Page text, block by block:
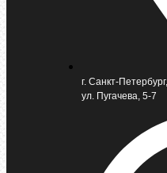
г. Санкт-Петербург,
ул. Пугачева, 5-7